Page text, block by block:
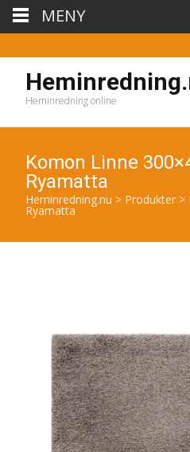
Heminredning online
Komon Linne
Ryamatta
Heminredning.nu > Produkter >
Ryamatta
MENY